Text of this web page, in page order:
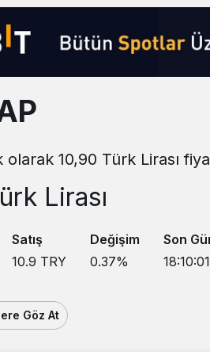
olarak 10,90 Türk Lirası
Lirası
Satış
10.9 TRY
Değişim
0.37%
Son
18:10:01
Göz At